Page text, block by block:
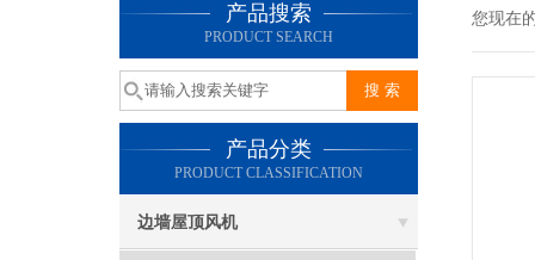
产品搜索
PRODUCT SEARCH
产品分类
PRODUCT CLASSIFICATION
边墙屋顶风机
您现在